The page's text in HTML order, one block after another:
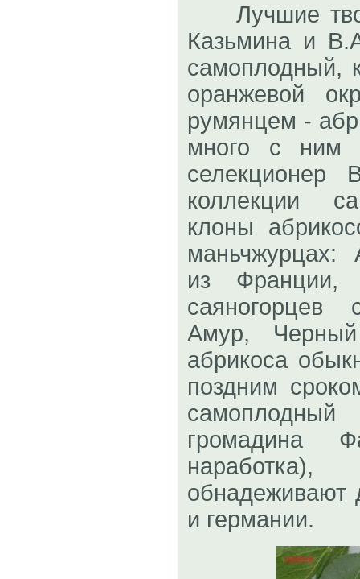
Лучшие
Казьмина и
самоплодный,
оранжевой
румянцем -
много с ним
коллекции
клоны
маньчжурцах:
из Франции,
саяногорцев
Амур,
абрикоса
поздним
громадина
обнадеживают
и германии.